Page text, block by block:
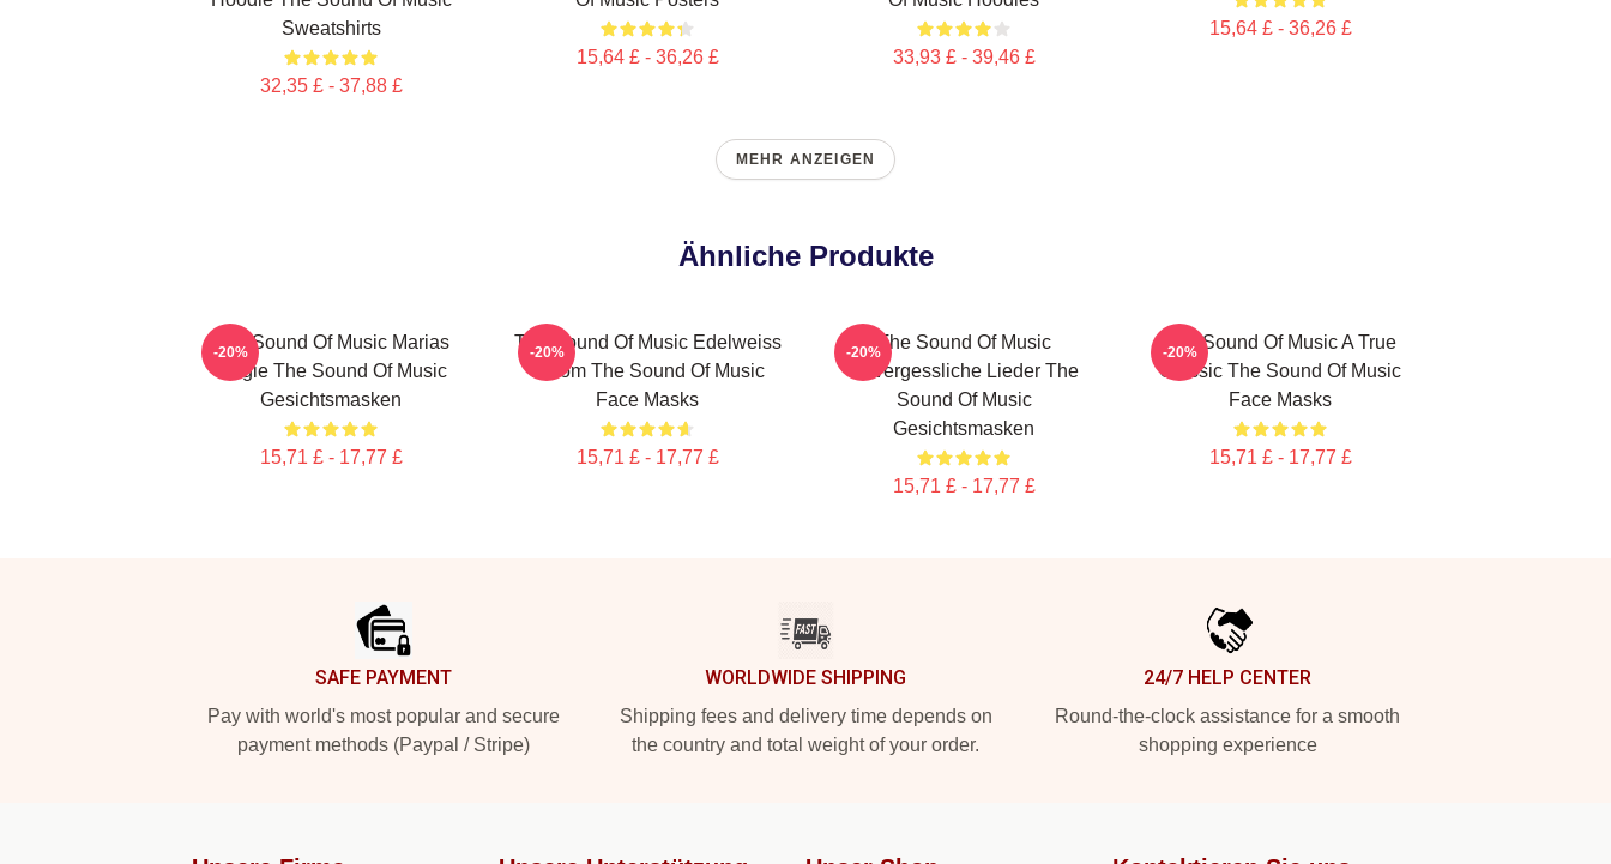
Sweatshirts
32,35 £ - 37,88 £
15,64 £ - 36,26 £ 33,93 £ - 39,46 £
15,64 £ - 36,26 £
MEHR ANZEIGEN
Ähnliche Produkte
The Sound Of Music Marias
Magie The Sound Of Music
Gesichtsmasken
15,71 £ - 17,77 £
-20%
The Sound Of Music Edelweiss
Bloom The Sound Of Music
Face Masks
15,71 £ - 17,77 £
-20%
The Sound Of Music
Unvergessliche Lieder The
Sound Of Music
Gesichtsmasken
15,71 £ - 17,77 £
-20%
The Sound Of Music A True
Classic The Sound Of Music
Face Masks
15,71 £ - 17,77 £
-20%
SAFE PAYMENT
Pay with world's most popular and secure
payment methods (Paypal / Stripe)
WORLDWIDE SHIPPING
Shipping fees and delivery time depends on
the country and total weight of your order.
24/7 HELP CENTER
Round-the-clock assistance for a smooth
shopping experience